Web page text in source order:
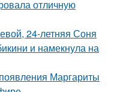
отличную
24-летняя Соня
и намекнула на
Маргариты